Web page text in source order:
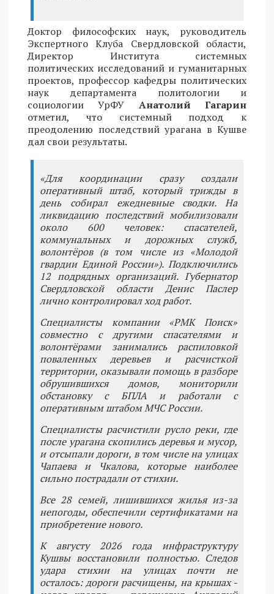
Доктор философских наук, руководитель
Экспертного Клуба Свердловской области,
Директор Института системных
политических исследований и гуманитарных
проектов, профессор кафедры политических
наук департамента политологии и
социологии УрФУ Анатолий Гагарин
отметил, что системный подход к
преодолению последствий урагана в Кушве
дал свои результаты.
«Для координации сразу создали
оперативный штаб, который трижды в
день собирал ежедневные сводки. На
ликвидацию последствий мобилизовали
около 600 человек: спасателей,
коммунальных и дорожных служб,
волонтёров (в том числе из «Молодой
гвардии Единой России»). Подключились
12 подрядных организаций. Губернатор
Свердловской области Денис Паслер
лично контролировал ход работ.
Специалисты компании «РМК Поиск»
совместно с другими спасателями и
волонтёрами занимались распиловкой
поваленных деревьев и расчисткой
территории, оказывали помощь в разборе
обрушившихся домов, мониторили
обстановку с БПЛА и работали с
оперативным штабом МЧС России.
Специалисты расчистили русло реки, где
после урагана скопились деревья и мусор,
и отсыпали дороги, в том числе на улицах
Чапаева и Чкалова, которые наиболее
сильно пострадали от стихии.
Все 28 семей, лишившихся жилья из-за
непогоды, обеспечили сертификатами на
приобретение нового.
К августу 2026 года инфраструктуру
Кушвы восстановили полностью. Следов
удара стихии на улицах почти не
осталось: дороги расчищены, на крышах -